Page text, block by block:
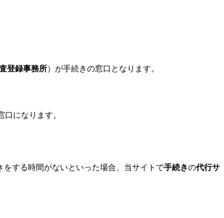
登録事務所）が手続きの窓口となります。
口になります。
をする時間がないといった場合、当サイトで手続きの代行サ